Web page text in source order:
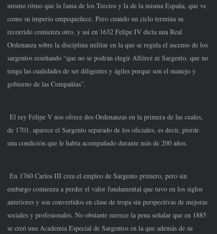
mismo ritmo que la fama de los Tercios y la de la misma España, que ve
como su imperio empequeñece. Pero cuando un ciclo termina su
recorrido comienza otro, y así en 1632 Felipe IV dicta una Real
Ordenanza sobre la disciplina militar en la que se regula el ascenso de los
sargentos reseñando “que no se podrán elegir Alférez ni Sargento, que no
tenga las cualidades de ser diligentes y ágiles porque son el manejo y
gobierno de las Compañías”.
El rey Felipe V nos ofrece dos Ordenanzas en la primera de las cuales,
de 1701, aparece el Sargento separado de los oficiales, es decir, pierde
una condición que le había acompañado durante más de 200 años.
En 1760 Carlos III crea el empleo de Sargento primero, pero sin
embargo comienza a perder el valor fundamental que tuvo en los siglos
anteriores y son convertidos en clase de tropa sin perspectivas de mejoras
sociales y profesionales. No obstante merece la pena señalar que en 1885
se creó una Academia Especial de Sargentos en la que además de su